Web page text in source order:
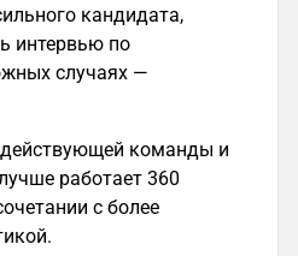
кандидата,
интервью по
случаях —
команды и
работает 360
с более